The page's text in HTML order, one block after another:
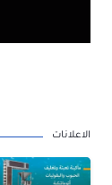
الاعلانات